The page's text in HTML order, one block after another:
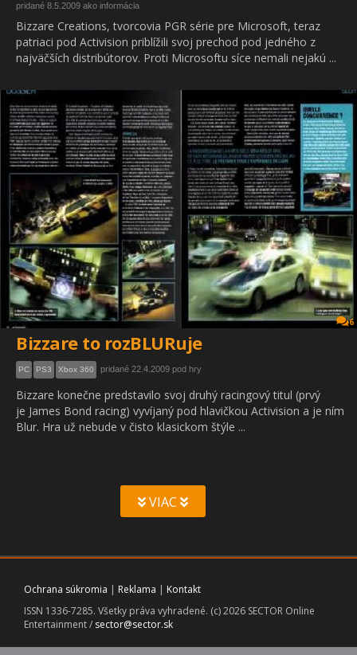
pridané 8.5.2009 ako informácia
Bizzare Creations, tvorcovia PGR série pre Microsoft, teraz
patriaci pod Activision priblížili svoj prechod pod jedného z
najväčších distribútorov. Proti Microsoftu síce nemali nejakú ...
6
Bizzare to rozBLURuje
PC PS3 Xbox 360 pridané 22.4.2009 pod hry
Bizzare konečne predstavilo svoj druhý racingový titul (prvý
je James Bond racing) vyvíjaný pod hlavičkou Activision a je ním
Blur. Hra už nebude v čisto klasickom štýle ...
VIAC
Ochrana súkromia | Reklama | Kontakt
ISSN 1336-7285. Všetky práva vyhradené. (c) 2026 SECTOR Online
Entertainment / sector@sector.sk